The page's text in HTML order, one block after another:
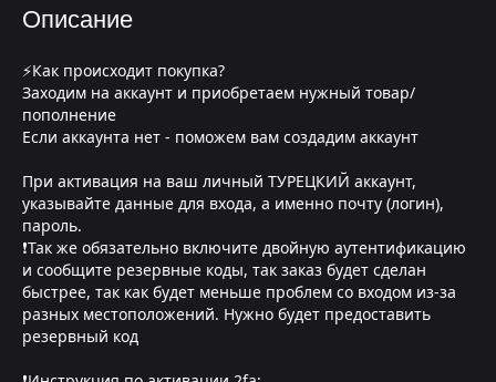
Описание
⚡Как происходит покупка?
Заходим на аккаунт и приобретаем нужный товар/
пополнение
Если аккаунта нет - поможем вам создадим аккаунт
При активация на ваш личный ТУРЕЦКИЙ аккаунт,
указывайте данные для входа, а именно почту (логин),
пароль.
❗Так же обязательно включите двойную аутентификацию
и сообщите резервные коды, так заказ будет сделан
быстрее, так как будет меньше проблем со входом из-за
разных местоположений. Нужно будет предоставить
резервный код